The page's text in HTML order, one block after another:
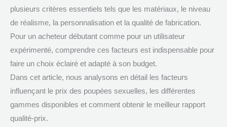
plusieurs critères essentiels tels que les matériaux, le niveau
de réalisme, la personnalisation et la qualité de fabrication.
Pour un acheteur débutant comme pour un utilisateur
expérimenté, comprendre ces facteurs est indispensable pour
faire un choix éclairé et adapté à son budget.
Dans cet article, nous analysons en détail les facteurs
influençant le prix des poupées sexuelles, les différentes
gammes disponibles et comment obtenir le meilleur rapport
qualité-prix.